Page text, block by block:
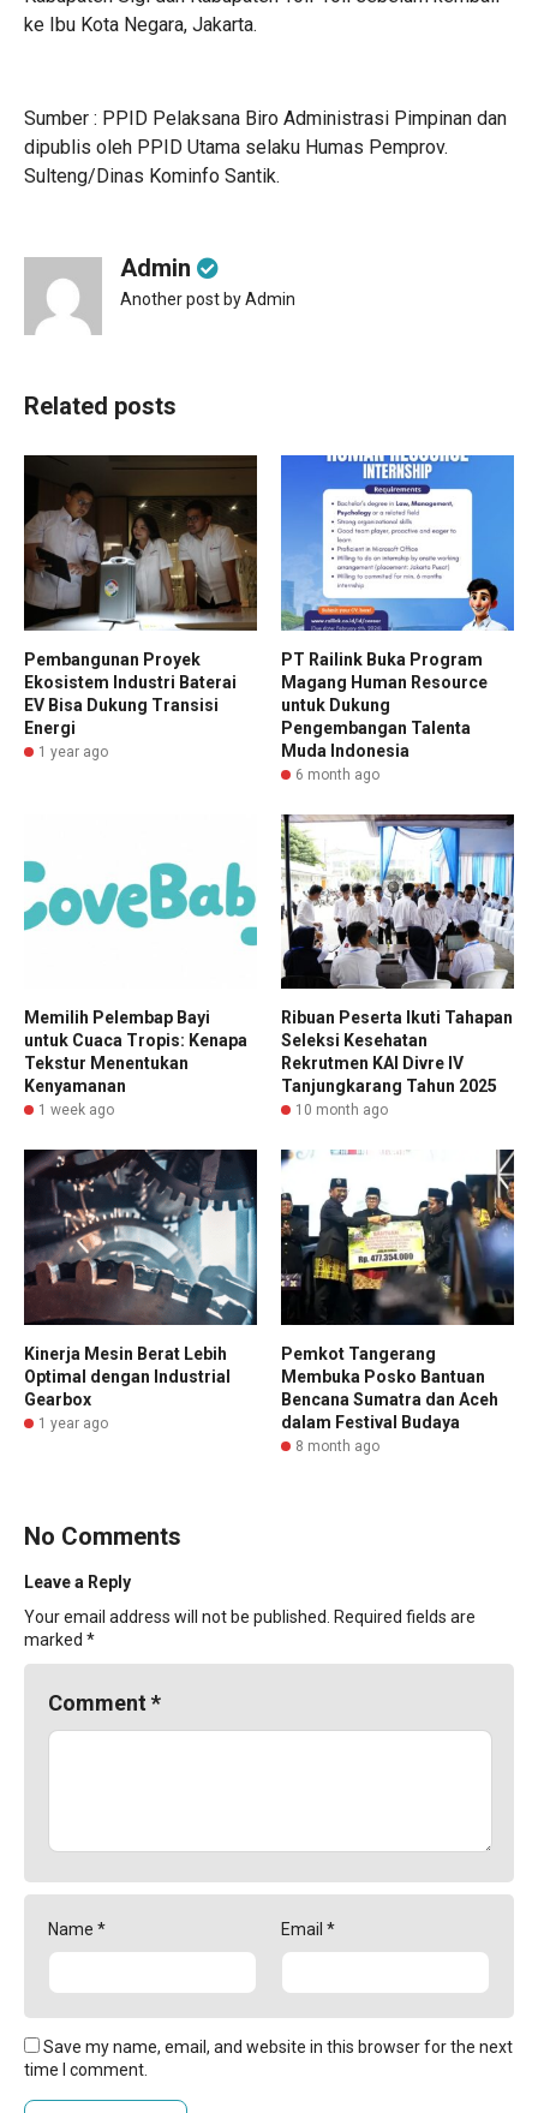
ke Ibu Kota Negara, Jakarta.
Sumber : PPID Pelaksana Biro Administrasi Pimpinan dan
dipublis oleh PPID Utama selaku Humas Pemprov.
Sulteng/Dinas Kominfo Santik.
Admin
Another post by Admin
Related posts
Pembangunan Proyek
Ekosistem Industri Baterai
EV Bisa Dukung Transisi
Energi
1 year ago
PT Railink Buka Program
Magang Human Resource
untuk Dukung
Pengembangan Talenta
Muda Indonesia
6 month ago
Memilih Pelembap Bayi
untuk Cuaca Tropis: Kenapa
Tekstur Menentukan
Kenyamanan
1 week ago
Ribuan Peserta Ikuti Tahapan
Seleksi Kesehatan
Rekrutmen KAI Divre IV
Tanjungkarang Tahun 2025
10 month ago
Kinerja Mesin Berat Lebih
Optimal dengan Industrial
Gearbox
1 year ago
Pemkot Tangerang
Membuka Posko Bantuan
Bencana Sumatra dan Aceh
dalam Festival Budaya
8 month ago
No Comments
Leave a Reply
Your email address will not be published. Required fields are
marked *
Comment *
Name * Email *
Save my name, email, and website in this browser for the next
time I comment.